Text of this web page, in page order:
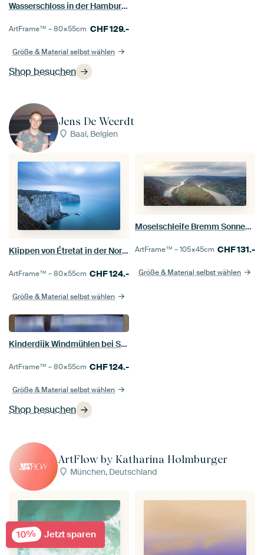
Shop besuchen
Wasserschloss in der Hamburger Speicherstadt
ArtFrame™ –80×55cm CHF129.-
Größe & Material selbst wählen
Jens De Weerdt
Baal, Belgien
Shop besuchen
Klippen von Étretat in der Normandie
ArtFrame™ –80×55cm CHF124.-
Größe & Material selbst wählen
Moselschleife Bremm Sonnenuntergangs
ArtFrame™ –105×45cm CHF131.-
Größe & Material selbst wählen
Kinderdijk Windmühlen bei Sonnenuntergang
ArtFrame™ –80×55cm CHF124.-
Größe & Material selbst wählen
ArtFlow by Katharina Holmburger
München, Deutschland
10% Jetzt sparen